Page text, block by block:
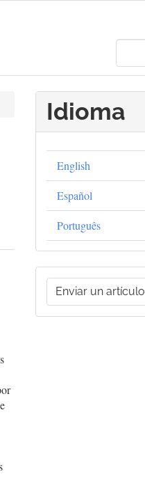
Idioma
English
Español
Português
Enviar
unEnviar un artículo